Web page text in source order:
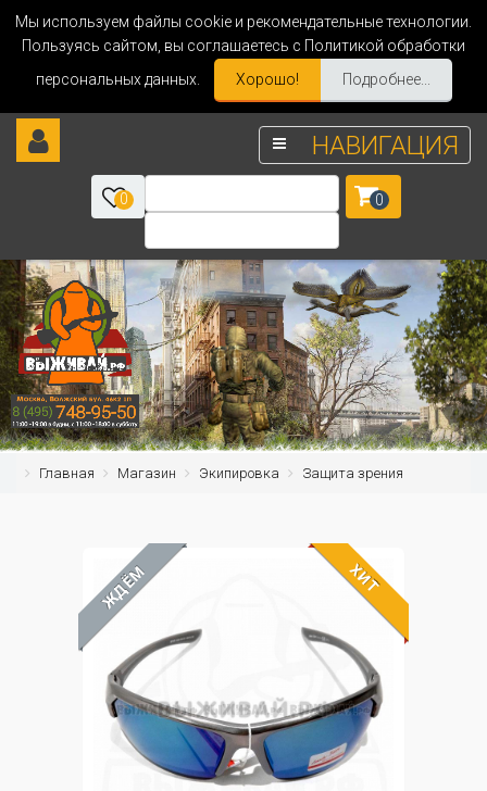
Мы используем файлы cookie и рекомендательные технологии.
Пользуясь сайтом, вы соглашаетесь с Политикой обработки
персональных данных.
Хорошо! Подробнее...
НАВИГАЦИЯ
0 0
Главная Магазин Экипировка Защита зрения
ЖДЁМ ХИТ